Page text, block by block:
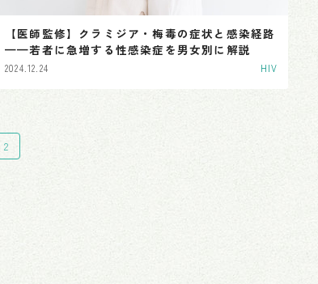
【医師監修】クラミジア・梅毒の症状と感染経路
——若者に急増する性感染症を男女別に解説
2024.12.24 HIV
2